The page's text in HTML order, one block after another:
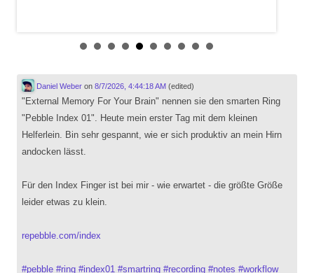
Daniel Weberon 8/7/2026, 4:44:18 AM (edited)
"External Memory For Your Brain" nennen sie den smarten Ring
"Pebble Index 01". Heute mein erster Tag mit dem kleinen
Helferlein. Bin sehr gespannt, wie er sich produktiv an mein Hirn
andocken lässt.
Für den Index Finger ist bei mir - wie erwartet - die größte Größe
leider etwas zu klein.
repebble.com/index
#pebble #ring #index01 #smartring #recording #notes #workflow